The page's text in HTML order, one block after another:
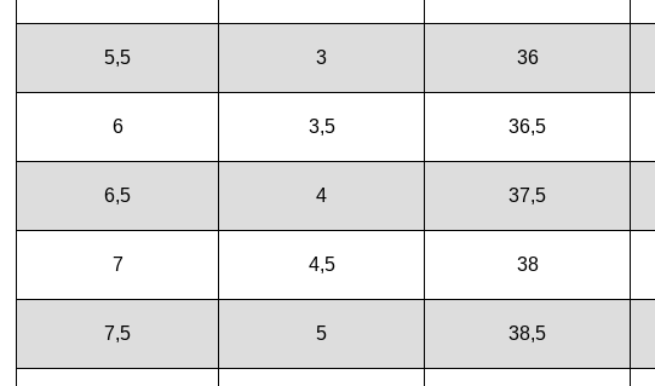
5,5 3 36
6 3,5 36,5
6,5 4 37,5
7 4,5 38
7,5 5 38,5